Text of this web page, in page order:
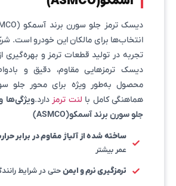
انتخاب‌ها برای مالکان این خودرو است.
تجربه در تولید قطعات ترمز و بهره‌گیری
دیسک ترمزهایی مقاوم، دقیق و
محصول به‌طور ویژه برای محور جلو
هماهنگی کامل با لنت ترمز دارد.ویژگی‌ها
جلو سورن برند آسمکو(ASMCO)
ساخته شده از آلیاژ مقاوم در برابر
عمر بیشتر
ترمزگیری نرم و ایمنحتی در شرایط